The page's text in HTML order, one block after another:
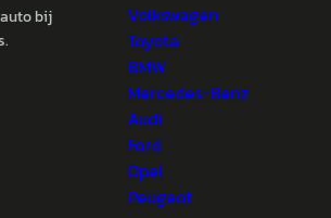
bij
Volkswagen
Toyota
BMW
Mercedes-Benz
Audi
Ford
Opel
Peugeot